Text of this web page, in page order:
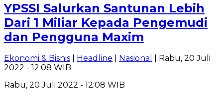
YPSSI Salurkan Santunan Lebih
Dari 1 Miliar Kepada Pengemudi
dan Pengguna Maxim
Ekonomi & Bisnis Headline Nasional
| Rabu, 20 Juli
2022 - 12:08 WIB
Rabu, 20 Juli 2022 - 12:08 WIB